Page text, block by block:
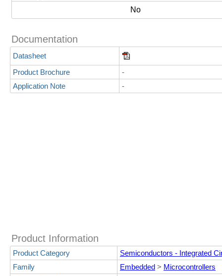
No
Documentation
Datasheet
Product Brochure
-
Application Note
-
Product Information
Product Category
Semiconductors - Integrated
Family
Embedded > Microcontrollers